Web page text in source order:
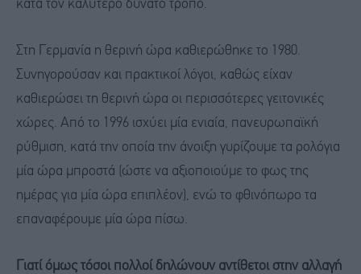
κατά τον καλύτερο δυνατό τρόπο.
Στη Γερμανία η θερινή ώρα καθιερώθηκε το 1980.
Συνηγορούσαν και πρακτικοί λόγοι, καθώς είχαν
καθιερώσει τη θερινή ώρα οι περισσότερες γειτονικές
χώρες. Από το 1996 ισχύει μία ενιαία, πανευρωπαϊκή
ρύθμιση, κατά την οποία την άνοιξη γυρίζουμε τα ρολόγια
μία ώρα μπροστά (ώστε να αξιοποιούμε το φως της
ημέρας για μία ώρα επιπλέον), ενώ το φθινόπωρο τα
επαναφέρουμε μία ώρα πίσω.
Γιατί όμως τόσοι πολλοί δηλώνουν αντίθετοι στην αλλαγή